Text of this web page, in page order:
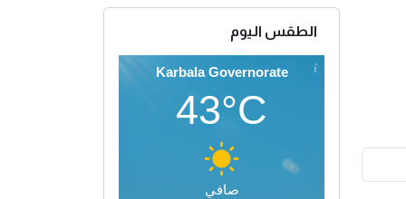
الطقس اليوم
Karbala Governorate
43°C
صافي